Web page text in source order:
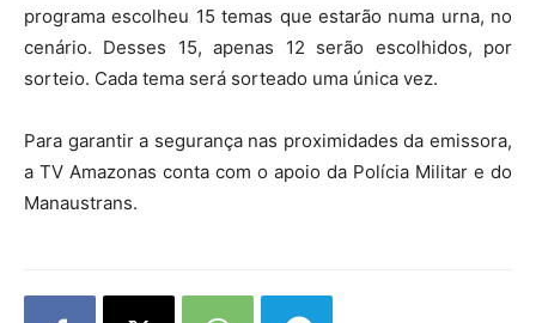
programa escolheu 15 temas que estarão numa urna, no
cenário. Desses 15, apenas 12 serão escolhidos, por
sorteio. Cada tema será sorteado uma única vez.
Para garantir a segurança nas proximidades da emissora,
a TV Amazonas conta com o apoio da Polícia Militar e do
Manaustrans.